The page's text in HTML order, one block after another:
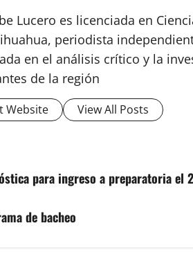
Lucero es licenciada en
periodista
en el análisis crítico y la
de la región
Website View All Posts
para ingreso a preparatoria el
de bacheo